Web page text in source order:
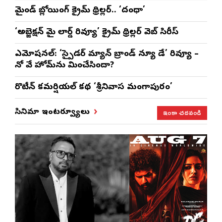
మైండ్ బ్లోయింగ్ క్రైమ్ థ్రిల్లర్.. ‘దంధా’
‘అబ్జెక్ష‌న్ మై లార్డ్ రివ్యూ’ క్రైమ్ థ్రిల్ల‌ర్ వెబ్ సిరీస్
ఎమోష‌న‌ల్‌: ‘స్పైడర్ మ్యాన్ బ్రాండ్ న్యూ డే’ రివ్యూ –
నో వే హోమ్‌ను మించేసిందా?
రొటీన్‌ కమర్షియల్‌ కథ ‘శ్రీనివాస మంగాపురం’
సినిమా ఇంటర్వ్యూలు ఇంకా చదవండి